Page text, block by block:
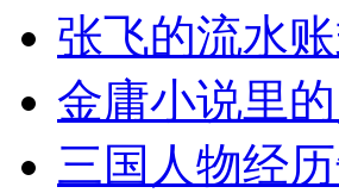
张飞的流水
金庸小说里
三国人物经